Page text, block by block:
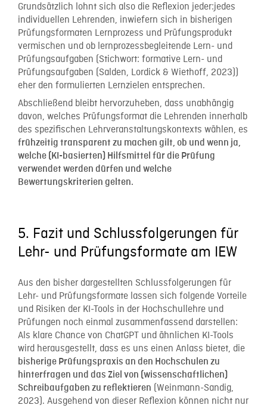
Grundsätzlich lohnt sich also die Reflexion jeder:jedes
individuellen Lehrenden, inwiefern sich in bisherigen
Prüfungsformaten Lernprozess und Prüfungsprodukt
vermischen und ob lernprozessbegleitende Lern- und
Prüfungsaufgaben (Stichwort: formative Lern- und
Prüfungsaufgaben (Salden, Lordick & Wiethoff, 2023))
eher den formulierten Lernzielen entsprechen.
Abschließend bleibt hervorzuheben, dass unabhängig
davon, welches Prüfungsformat die Lehrenden innerhalb
des spezifischen Lehrveranstaltungskontexts wählen, es
frühzeitig transparent zu machen gilt, ob und wenn ja,
welche (KI-basierten) Hilfsmittel für die Prüfung
verwendet werden dürfen und welche
Bewertungskriterien gelten.
5. Fazit und Schlussfolgerungen für
Lehr- und Prüfungsformate am IEW
Aus den bisher dargestellten Schlussfolgerungen für
Lehr- und Prüfungsformate lassen sich folgende Vorteile
und Risiken der KI-Tools in der Hochschullehre und
Prüfungen noch einmal zusammenfassend darstellen:
Als klare Chance von ChatGPT und ähnlichen KI-Tools
wird herausgestellt, dass es uns einen Anlass bietet, die
bisherige Prüfungspraxis an den Hochschulen zu
hinterfragen und das Ziel von (wissenschaftlichen)
Schreibaufgaben zu reflektieren (Weinmann-Sandig,
2023). Ausgehend von dieser Reflexion können nicht nur